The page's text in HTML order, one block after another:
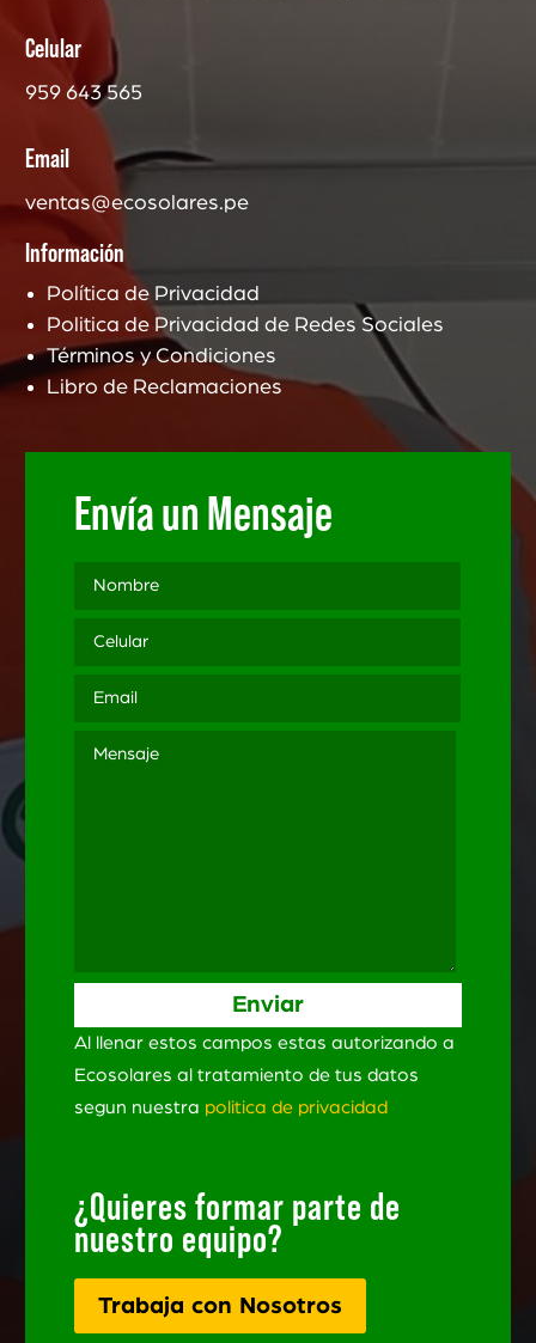
Celular
959 643 565
Email
ventas@ecosolares.pe
Información
Política de Privacidad
Politica de Privacidad de Redes Sociales
Términos y Condiciones
Libro de Reclamaciones
Envía un Mensaje
Al llenar estos campos estas autorizando a
Ecosolares al tratamiento de tus datos
segun nuestra politica de privacidad
¿Quieres formar parte de
nuestro equipo?
Trabaja con Nosotros